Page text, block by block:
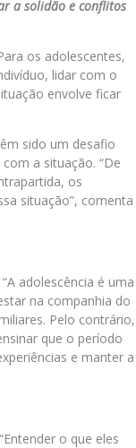
a solidão e conflitos
os adolescentes,
lidar com o
envolve ficar
sido um desafio
a situação. “De
os
situação”, comenta
adolescência é uma
na companhia do
Pelo contrário,
que o período
e manter a
o que eles